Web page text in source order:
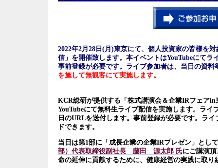
2022年2月28日(月)東京にて、個人投資家の皆様を
信」を開催致します。本イベントはYouTubeにて
事前登録が必要です。ライブ参加者は、当日の資
を施して無観客にて実施します。
KCR総研が提供する「株式講演会＆企業IRフェア
YouTubeにて無料生ライブ配信を実施します。ラ
日のURLを送付します。事前登録が必要です。ラ
ドできます。
当日は第1部に「成長企業の企業IRプレゼン」とし
部）代表取締役副社長 藤田 源太郎 氏にご講演
命の延伸に貢献するために、健康経営の実践に取